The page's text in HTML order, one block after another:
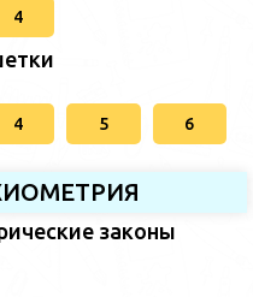
4
4 5 6
законы